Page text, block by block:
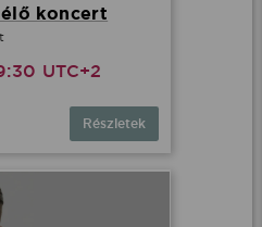
élő koncert
UTC+2
Részletek